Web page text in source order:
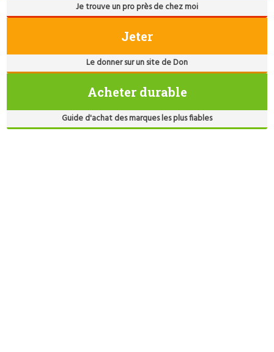
Je trouve un pro près de chez moi
Jeter
Le donner sur un site de Don
Acheter durable
Guide d'achat des marques les plus fiables